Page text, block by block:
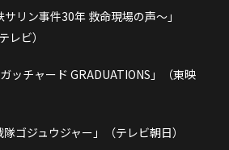
リン事件30年 救命現場の声～」
レビ）
ッチャード GRADUATIONS」（東映
ゴジュウジャー」（テレビ朝日）